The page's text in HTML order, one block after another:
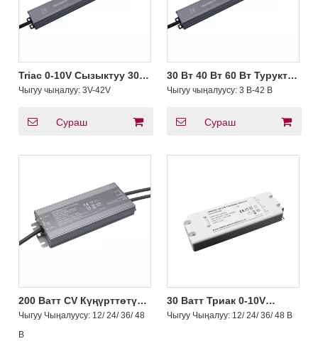
Triac 0-10V Сызыктуу 30-
60W CC Driver
Чыгуу чыңалуу: 3V-42V
Сураш
30 Вт 40 Вт 60 Вт Туруктуу
токтун күңүрттөнүшүнө
триак 0-10 В суу
230 В 240 В AC
Чыгуу чыңалуусу: 3 В-42 В
Сураш
200 Ватт CV Күңүрттөтүү
үчүн Жылытуу Триак 0-
10V Өнүгүү Айдоочу LED
Жарыгы 10V PWM
Чыгуу Чыңалуусу: 12/ 24/ 36/ 48
В
30 Ватт Триак 0-10V
Өнүгүү LED Driver CV
Жогорку вольттогу
Чыгуу Чыңалуу: 12/ 24/ 36/ 48 В